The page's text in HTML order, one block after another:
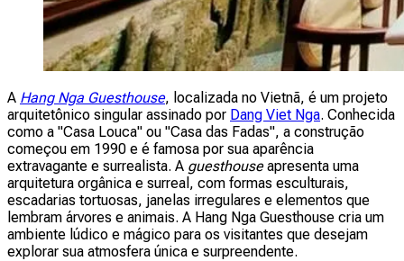
A Hang Nga Guesthouse, localizada no Vietnã, é um projeto
arquitetônico singular assinado por Dang Viet Nga. Conhecida
como a "Casa Louca" ou "Casa das Fadas", a construção
começou em 1990 e é famosa por sua aparência
extravagante e surrealista. A guesthouseapresenta uma
arquitetura orgânica e surreal, com formas esculturais,
escadarias tortuosas, janelas irregulares e elementos que
lembram árvores e animais. A Hang Nga Guesthouse cria um
ambiente lúdico e mágico para os visitantes que desejam
explorar sua atmosfera única e surpreendente.